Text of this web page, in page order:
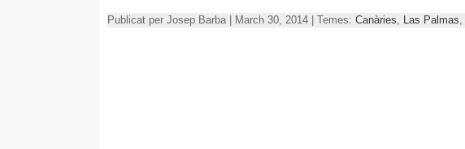
Publicat per Josep Barba | March 30, 2014 | Temes: Canàries, Las Palmas,